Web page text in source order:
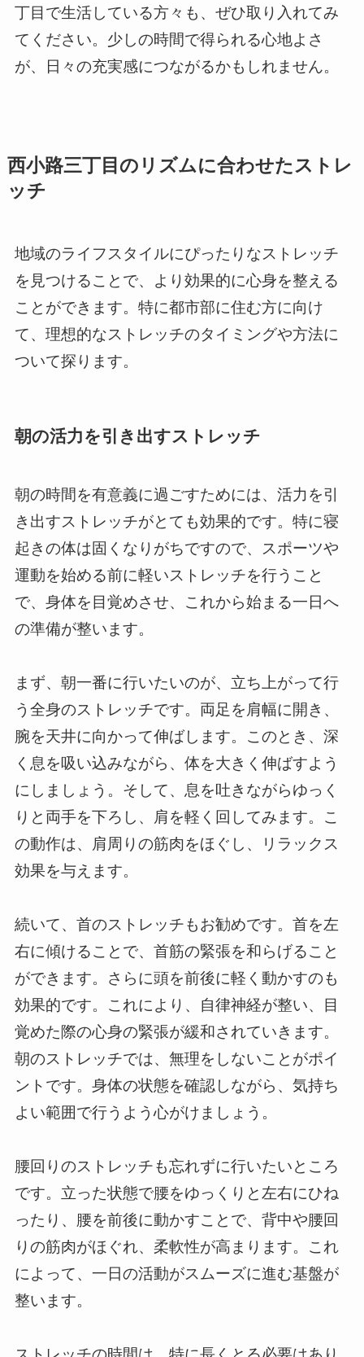
丁目で生活している方々も、ぜひ取り入れてみ
てください。少しの時間で得られる心地よさ
が、日々の充実感につながるかもしれません。
西小路三丁目のリズムに合わせたストレ
ッチ
地域のライフスタイルにぴったりなストレッチ
を見つけることで、より効果的に心身を整える
ことができます。特に都市部に住む方に向け
て、理想的なストレッチのタイミングや方法に
ついて探ります。
朝の活力を引き出すストレッチ
朝の時間を有意義に過ごすためには、活力を引
き出すストレッチがとても効果的です。特に寝
起きの体は固くなりがちですので、スポーツや
運動を始める前に軽いストレッチを行うこと
で、身体を目覚めさせ、これから始まる一日へ
の準備が整います。
まず、朝一番に行いたいのが、立ち上がって行
う全身のストレッチです。両足を肩幅に開き、
腕を天井に向かって伸ばします。このとき、深
く息を吸い込みながら、体を大きく伸ばすよう
にしましょう。そして、息を吐きながらゆっく
りと両手を下ろし、肩を軽く回してみます。こ
の動作は、肩周りの筋肉をほぐし、リラックス
効果を与えます。
続いて、首のストレッチもお勧めです。首を左
右に傾けることで、首筋の緊張を和らげること
ができます。さらに頭を前後に軽く動かすのも
効果的です。これにより、自律神経が整い、目
覚めた際の心身の緊張が緩和されていきます。
朝のストレッチでは、無理をしないことがポイ
ントです。身体の状態を確認しながら、気持ち
よい範囲で行うよう心がけましょう。
腰回りのストレッチも忘れずに行いたいところ
です。立った状態で腰をゆっくりと左右にひね
ったり、腰を前後に動かすことで、背中や腰回
りの筋肉がほぐれ、柔軟性が高まります。これ
によって、一日の活動がスムーズに進む基盤が
整います。